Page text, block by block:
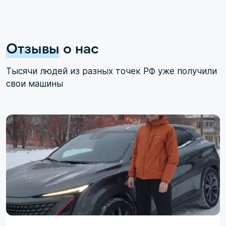
Отзывы о нас
Тысячи людей из разных точек РФ уже получили
свои машины